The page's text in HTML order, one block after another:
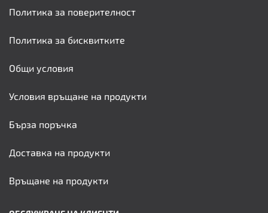
Политика за поверителност
Политика за бисквитките
Общи условия
Условия връщане на продукти
Бърза поръчка
Доставка на продукти
Връщане на продукти